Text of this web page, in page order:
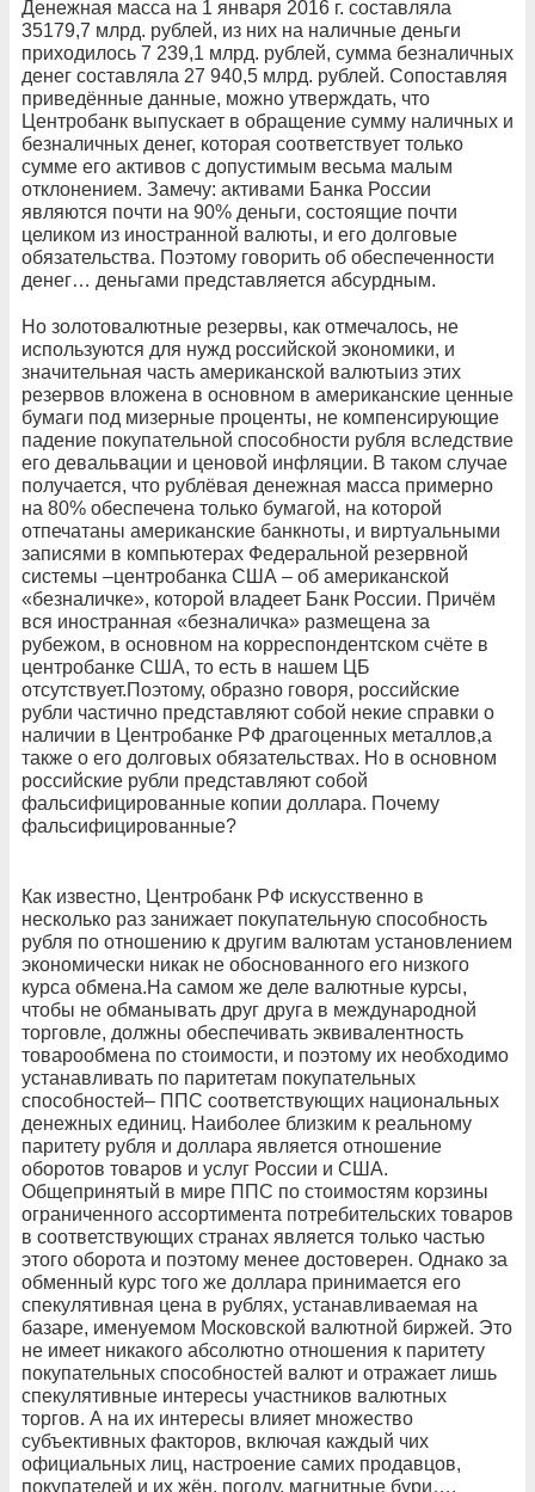
Денежная масса на 1 января 2016 г. составляла
35179,7 млрд. рублей, из них на наличные деньги
приходилось 7 239,1 млрд. рублей, сумма безналичных
денег составляла 27 940,5 млрд. рублей. Сопоставляя
приведённые данные, можно утверждать, что
Центробанк выпускает в обращение сумму наличных и
безналичных денег, которая соответствует только
сумме его активов с допустимым весьма малым
отклонением. Замечу: активами Банка России
являются почти на 90% деньги, состоящие почти
целиком из иностранной валюты, и его долговые
обязательства. Поэтому говорить об обеспеченности
денег… деньгами представляется абсурдным.
Но золотовалютные резервы, как отмечалось, не
используются для нужд российской экономики, и
значительная часть американской валютыиз этих
резервов вложена в основном в американские ценные
бумаги под мизерные проценты, не компенсирующие
падение покупательной способности рубля вследствие
его девальвации и ценовой инфляции. В таком случае
получается, что рублёвая денежная масса примерно
на 80% обеспечена только бумагой, на которой
отпечатаны американские банкноты, и виртуальными
записями в компьютерах Федеральной резервной
системы –центробанка США – об американской
«безналичке», которой владеет Банк России. Причём
вся иностранная «безналичка» размещена за
рубежом, в основном на корреспондентском счёте в
центробанке США, то есть в нашем ЦБ
отсутствует.Поэтому, образно говоря, российские
рубли частично представляют собой некие справки о
наличии в Центробанке РФ драгоценных металлов,а
также о его долговых обязательствах. Но в основном
российские рубли представляют собой
фальсифицированные копии доллара. Почему
фальсифицированные?
Как известно, Центробанк РФ искусственно в
несколько раз занижает покупательную способность
рубля по отношению к другим валютам установлением
экономически никак не обоснованного его низкого
курса обмена.На самом же деле валютные курсы,
чтобы не обманывать друг друга в международной
торговле, должны обеспечивать эквивалентность
товарообмена по стоимости, и поэтому их необходимо
устанавливать по паритетам покупательных
способностей– ППС соответствующих национальных
денежных единиц. Наиболее близким к реальному
паритету рубля и доллара является отношение
оборотов товаров и услуг России и США.
Общепринятый в мире ППС по стоимостям корзины
ограниченного ассортимента потребительских товаров
в соответствующих странах является только частью
этого оборота и поэтому менее достоверен. Однако за
обменный курс того же доллара принимается его
спекулятивная цена в рублях, устанавливаемая на
базаре, именуемом Московской валютной биржей. Это
не имеет никакого абсолютно отношения к паритету
покупательных способностей валют и отражает лишь
спекулятивные интересы участников валютных
торгов. А на их интересы влияет множество
субъективных факторов, включая каждый чих
официальных лиц, настроение самих продавцов,
покупателей и их жён, погоду, магнитные бури….